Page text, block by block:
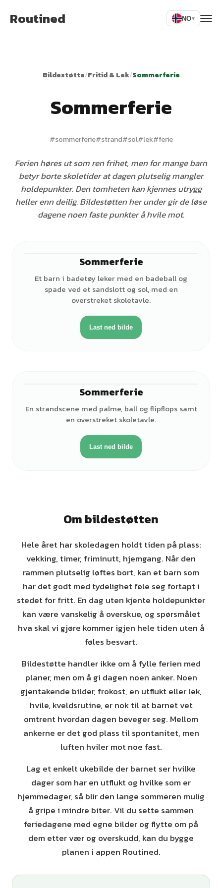
Routined NO▾
Bildestøtte/Fritid & Lek/Sommerferie
Sommerferie
#sommerferie#strand#sol#lek#ferie
Ferien høres ut som ren frihet, men for mange barn
betyr borte skoletider at dagen plutselig mangler
holdepunkter. Den tomheten kan kjennes utrygg
heller enn deilig. Bildestøtten her under gir de løse
dagene noen faste punkter å hvile mot.
Sommerferie
Et barn i badetøy leker med en badeball og
spade ved et sandslott og sol, med en
overstreket skoletavle.
Last ned bilde
Sommerferie
En strandscene med palme, ball og flipflops samt
en overstreket skoletavle.
Last ned bilde
Om bildestøtten
Hele året har skoledagen holdt tiden på plass:
vekking, timer, friminutt, hjemgang. Når den
rammen plutselig løftes bort, kan et barn som
har det godt med tydelighet føle seg fortapt i
stedet for fritt. En dag uten kjente holdepunkter
kan være vanskelig å overskue, og spørsmålet
hva skal vi gjøre kommer igjen hele tiden uten å
føles besvart.
Bildestøtte handler ikke om å fylle ferien med
planer, men om å gi dagen noen anker. Noen
gjentakende bilder, frokost, en utflukt eller lek,
hvile, kveldsrutine, er nok til at barnet vet
omtrent hvordan dagen beveger seg. Mellom
ankerne er det god plass til spontanitet, men
luften hviler mot noe fast.
Lag et enkelt ukebilde der barnet ser hvilke
dager som har en utflukt og hvilke som er
hjemmedager, så blir den lange sommeren mulig
å gripe i mindre biter. Vil du sette sammen
feriedagene med egne bilder og flytte om på
dem etter vær og overskudd, kan du bygge
planen i appen Routined.